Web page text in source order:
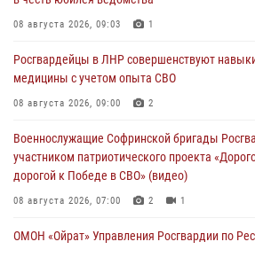
08 августа 2026, 09:03 1
Росгвардейцы в ЛНР совершенствуют
медицины с учетом опыта СВО
08 августа 2026, 09:00 2
Военнослужащие Софринской бригады
участником патриотического проекта
дорогой к Победе в СВО» (видео)
08 августа 2026, 07:00 2 1
ОМОН «Ойрат» Управления Росгвардии по